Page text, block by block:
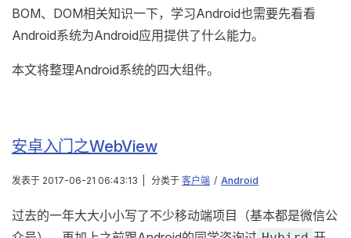
BOM、DOM相关知识一下，学习Android也需要先看看
Android系统为Android应用提供了什么能力。
本文将整理Android系统的四大组件。
安卓入门之WebView
发表于 2017-06-21 06:43:13 分类于 客户端 / Android
过去的一年大大小小写了不少移动端项目（基本都是微信公